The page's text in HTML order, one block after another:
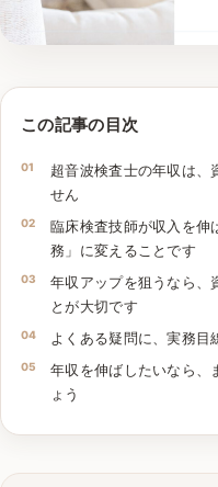
この記事の目次
超音波検査士の年収は、
せん
臨床検査技師が収入を伸
務」に変えることです
年収アップを狙うなら、
とが大切です
よくある疑問に、実務目
年収を伸ばしたいなら、
ょう